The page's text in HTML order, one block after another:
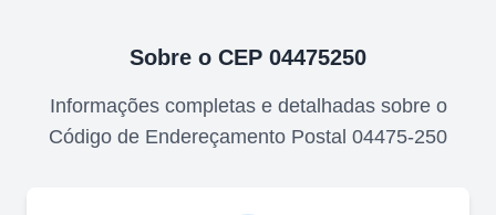
Sobre o CEP 04475250
Informações completas e detalhadas sobre o
Código de Endereçamento Postal 04475-250